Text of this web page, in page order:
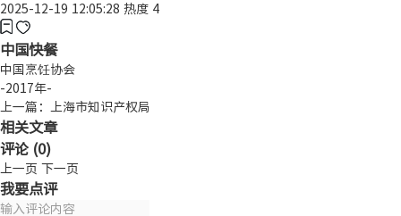
2025-12-19 12:05:28 热度 4
中国快餐
中国烹饪协会
-2017年-
上一篇：上海市知识产权局
相关文章
评论 (0)
上一页 下一页
我要点评